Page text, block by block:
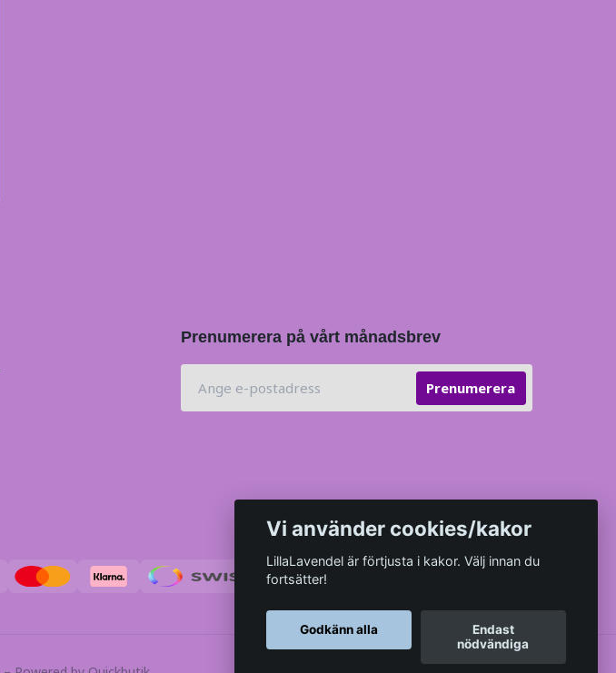
Prenumerera på vårt månadsbrev
Prenumerera
Vi använder cookies/kakor
LillaLavendel är förtjusta i kakor. Välj innan du
fortsätter!
Godkänn alla
Endast
nödvändiga